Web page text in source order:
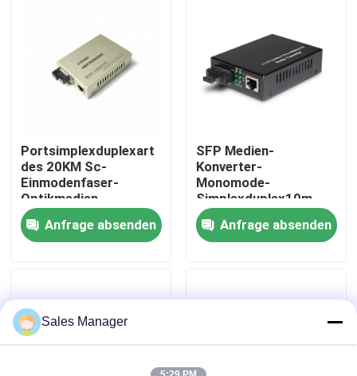
VR Show
Fabrik Tour
Qualitätskontrolle
LWL - Kabel-Versammlung
LWL - Kabel-Verbindungskabel
Portsimplexduplexart
des 20KM Sc-
Einmodenfaser-
Optikmedien-
Konverter-4
Anfrage absenden
SFP Medien-
Konverter-
Monomode-
Simplexduplex10m
der Faser-RJ45 zum
Optik100m
Anfrage absenden
Sales Manager